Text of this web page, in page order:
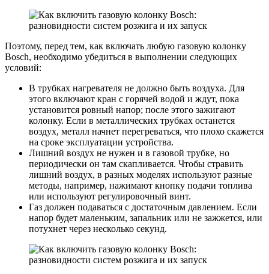
Поэтому, перед тем, как включать любую газовую колонку
Bosch, необходимо убедиться в выполнении следующих
условий:
В трубках нагревателя не должно быть воздуха. Для
этого включают кран с горячей водой и ждут, пока
установится ровный напор; после этого зажигают
колонку. Если в металлических трубках останется
воздух, металл начнет перегреваться, что плохо скажется
на сроке эксплуатации устройства.
Лишний воздух не нужен и в газовой трубке, но
периодически он там скапливается. Чтобы стравить
лишний воздух, в разных моделях используют разные
методы, например, нажимают кнопку подачи топлива
или используют регулировочный винт.
Газ должен подаваться с достаточным давлением. Если
напор будет маленьким, запальник или не зажжется, или
потухнет через несколько секунд.